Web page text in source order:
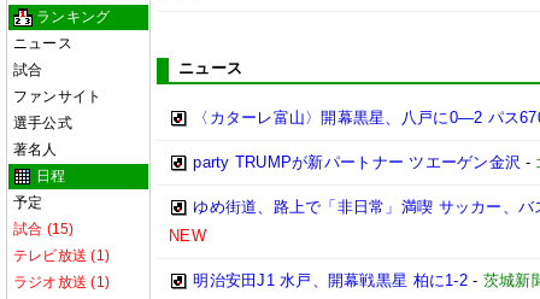
ランキング
ニュース
試合
ファンサイト
選手公式
著名人
日程
予定
試合 (15)
テレビ放送 (1)
ラジオ放送 (1)
ニュース
〈カターレ富山〉開幕黒星、八戸に0―2 パス
party TRUMPが新パートナー ツエーゲン金沢 -
ゆめ街道、路上で「非日常」満喫 サッカー、
NEW
明治安田J1 水戸、開幕戦黒星 柏に1-2- 茨城新